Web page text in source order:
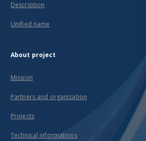
Description
Unified name
About project
Mission
Partners and organization
Projects
Technical informations